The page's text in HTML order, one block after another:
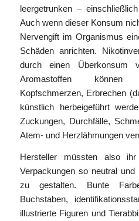
leergetrunken –
Auch wenn dieser Konsum
Nervengift im Organismus
Schäden anrichten.
durch einen Überkonsum
Aromastoffen können
Kopfschmerzen, Erbrechen
künstlich herbeigeführt
Zuckungen, Durchfälle,
Atem- und Herzlähmungen
Hersteller müssten also
Verpackungen so neutral
zu gestalten. Bunte
Buchstaben,
illustrierte Figuren und